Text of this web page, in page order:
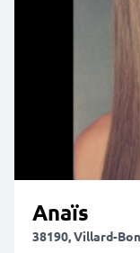
Anaïs
38190, Villard-